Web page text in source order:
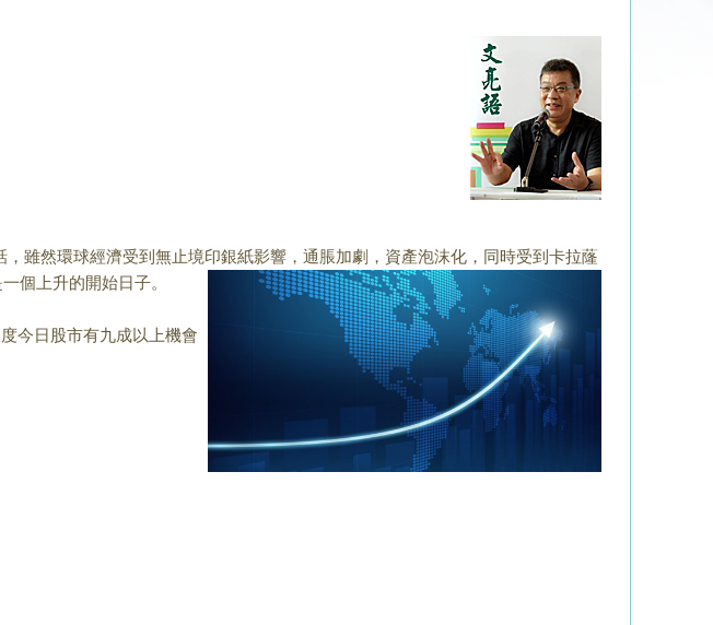
，雖然環球經濟受到無止境印銀紙影響， 通脹加劇，資產泡沫化，同時受到卡拉蕯
個上升的開始日子。
今日股市有九成以上機會